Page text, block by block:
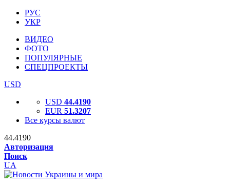
РУС
УКР
ВИДЕО
ФОТО
ПОПУЛЯРНЫЕ
СПЕЦПРОЕКТЫ
USD
USD 44.4190
EUR 51.3207
Все курсы валют
44.4190
Авторизация
Поиск
UA